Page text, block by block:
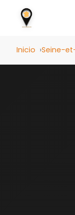
Inicio Seine-